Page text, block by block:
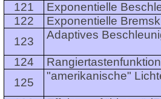
121
Exponentielle
122
Exponentielle
123
Adaptives
124
Rangiertastenfunktion
125
"amerikanische"